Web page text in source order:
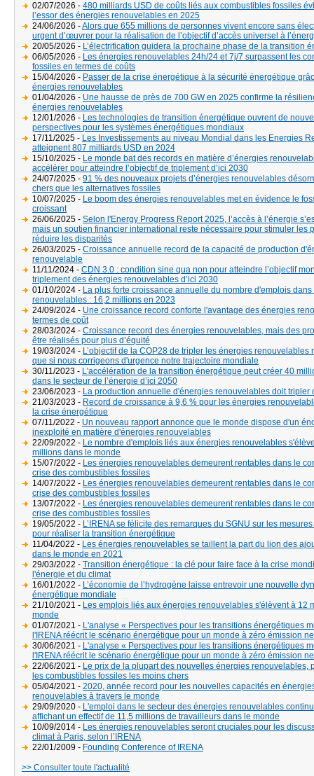
02/07/2026 - 480 milliards USD de coûts liés aux combustibles fossiles
l’essor des énergies renouvelables en 2025
24/06/2026 -Alors que 655 millions de personnes vivent encore sans
urgent d’œuvrer pour la réalisation de l’objectif d’accès universel à
20/05/2026 - L’électrification guidera la prochaine phase de la transition
06/05/2026 - Les énergies renouvelables 24h/24 et 7j/7 surpassent les
fossiles en termes de coûts
15/04/2026 - Passer de la crise énergétique à la sécurité énergétique
énergies renouvelables
01/04/2026 - Une hausse de près de 700 GW en 2025 confirme la
énergies renouvelables
12/01/2026 - Les technologies de transition énergétique ouvrent de
perspectives pour les systèmes énergétiques mondiaux
17/11/2025 - Les Investissements au niveau Mondial dans les Energies
atteignent 807 milliards USD en 2024
15/10/2025 - Le monde bat des records en matière d’énergies
accélérer pour atteindre l’objectif de triplement d’ici 2030
24/07/2025 - 91 % des nouveaux projets d’énergies renouvelables
chers que les alternatives fossiles
10/07/2025 - Le boom des énergies renouvelables met en évidence le
croissant
26/06/2025 - Selon l'Energy Progress Report 2025, l’accès à l’énergie
mais un soutien financier international reste nécessaire pour stimuler les
réduire les disparités
26/03/2025 - Croissance annuelle record de la capacité de production
renouvelable
11/11/2024 - CDN 3.0 : condition sine qua non pour atteindre l’objectif
triplement des énergies renouvelables d’ici 2030
01/10/2024 - La plus forte croissance annuelle du nombre d'emplois
renouvelables : 16,2 millions en 2023
24/09/2024 - Une croissance record conforte l'avantage des énergies
termes de coût
28/03/2024 - Croissance record des énergies renouvelables, mais des
être réalisés pour plus d’équité
19/03/2024 - L’objectif de la COP28 de tripler les énergies renouvelables
que si nous corrigeons d'urgence notre trajectoire mondiale
30/11/2023 - L'accélération de la transition énergétique peut créer 40
dans le secteur de l’énergie d’ici 2050
23/06/2023 - La production annuelle d'énergies renouvelables doit tripler
21/03/2023 - Record de croissance à 9,6 % pour les énergies
la crise énergétique
07/11/2022 - Un nouveau rapport annonce que le monde dispose d'un
inexploité en matière d'énergies renouvelables
22/09/2022 - Le nombre d'emplois liés aux énergies renouvelables
millions dans le monde
15/07/2022 - Les énergies renouvelables demeurent rentables dans le
crise des combustibles fossiles
14/07/2022 - Les énergies renouvelables demeurent rentables dans le
crise des combustibles fossiles
13/07/2022 - Les énergies renouvelables demeurent rentables dans le
crise des combustibles fossiles
19/05/2022 - L’IRENA se félicite des remarques du SGNU sur les
pour réaliser la transition énergétique
11/04/2022 - Les énergies renouvelables se taillent la part du lion des
dans le monde en 2021
29/03/2022 - Transition énergétique : la clé pour faire face à la crise
l'énergie et du climat
16/01/2022 - L’économie de l’hydrogène laisse entrevoir une nouvelle
énergétique mondiale
21/10/2021 - Les emplois liés aux énergies renouvelables s'élèvent à 12
monde
01/07/2021 - L'analyse « Perspectives pour les transitions énergétiques
l'IRENA réécrit le scénario énergétique pour un monde à zéro émission
30/06/2021 - L'analyse « Perspectives pour les transitions énergétiques
l'IRENA réécrit le scénario énergétique pour un monde à zéro émission
22/06/2021 - Le prix de la plupart des nouvelles énergies renouvelables,
les combustibles fossiles les moins chers
05/04/2021 - 2020, année record pour les nouvelles capacités en
renouvelables à travers le monde
29/09/2020 - L'emploi dans le secteur des énergies renouvelables
affichant un effectif de 11,5 millions de travailleurs dans le monde
10/09/2014 - Les énergies renouvelables seront cruciales pour les
climat à Paris, selon l’IRENA
22/01/2009 - Founding Conference of IRENA
>> Consulter toute l'actualité